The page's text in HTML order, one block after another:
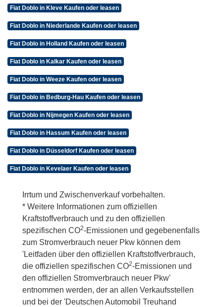
Fiat Doblo in Kleve Kaufen oder leasen
Fiat Doblo in Niederlande Kaufen oder leasen
Fiat Doblo in Holland Kaufen oder leasen
Fiat Doblo in Kalkar Kaufen oder leasen
Fiat Doblo in Weeze Kaufen oder leasen
Fiat Doblo in Bedburg-Hau Kaufen oder leasen
Fiat Doblo in Nijmegen Kaufen oder leasen
Fiat Doblo in Hassum Kaufen oder leasen
Fiat Doblo in Düsseldorf Kaufen oder leasen
Fiat Doblo in Kevelaer Kaufen oder leasen
Irrtum und Zwischenverkauf vorbehalten.
* Weitere Informationen zum offiziellen
Kraftstoffverbrauch und zu den offiziellen
spezifischen CO2-Emissionen und gegebenenfalls
zum Stromverbrauch neuer Pkw können dem
'Leitfaden über den offiziellen Kraftstoffverbrauch,
die offiziellen spezifischen CO2-Emissionen und
den offiziellen Stromverbrauch neuer Pkw'
entnommen werden, der an allen Verkaufsstellen
und bei der 'Deutschen Automobil Treuhand